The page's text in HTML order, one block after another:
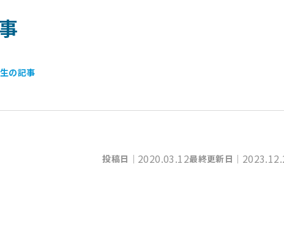
の記事
投稿日｜ 2020.03.12最終更新日｜